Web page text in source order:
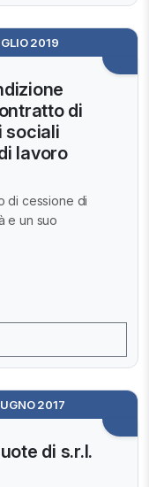
2019
di
sociali
lavoro
di cessione di
e un suo
2017
di s.r.l.